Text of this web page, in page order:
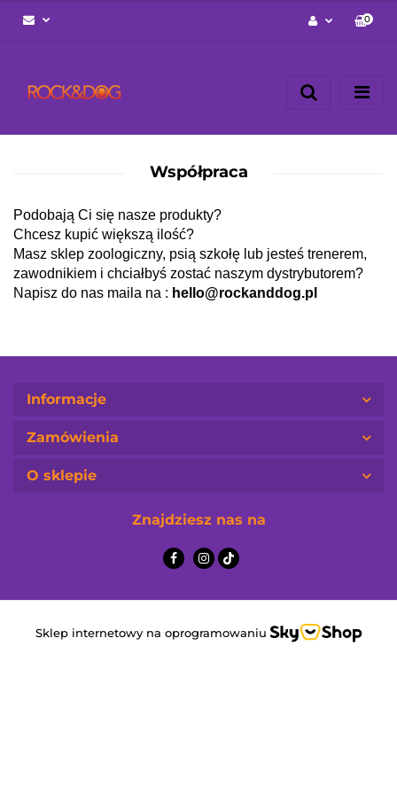
Zarejestruj się
0
Współpraca
Podobają Ci się nasze produkty?
Chcesz kupić większą ilość?
Masz sklep zoologiczny, psią szkołę lub jesteś trenerem,
zawodnikiem i chciałbyś zostać naszym dystrybutorem?
Napisz do nas maila na : hello@rockanddog.pl
Informacje
Zamówienia
O sklepie
Znajdziesz nas na
Sklep internetowy na oprogramowaniu